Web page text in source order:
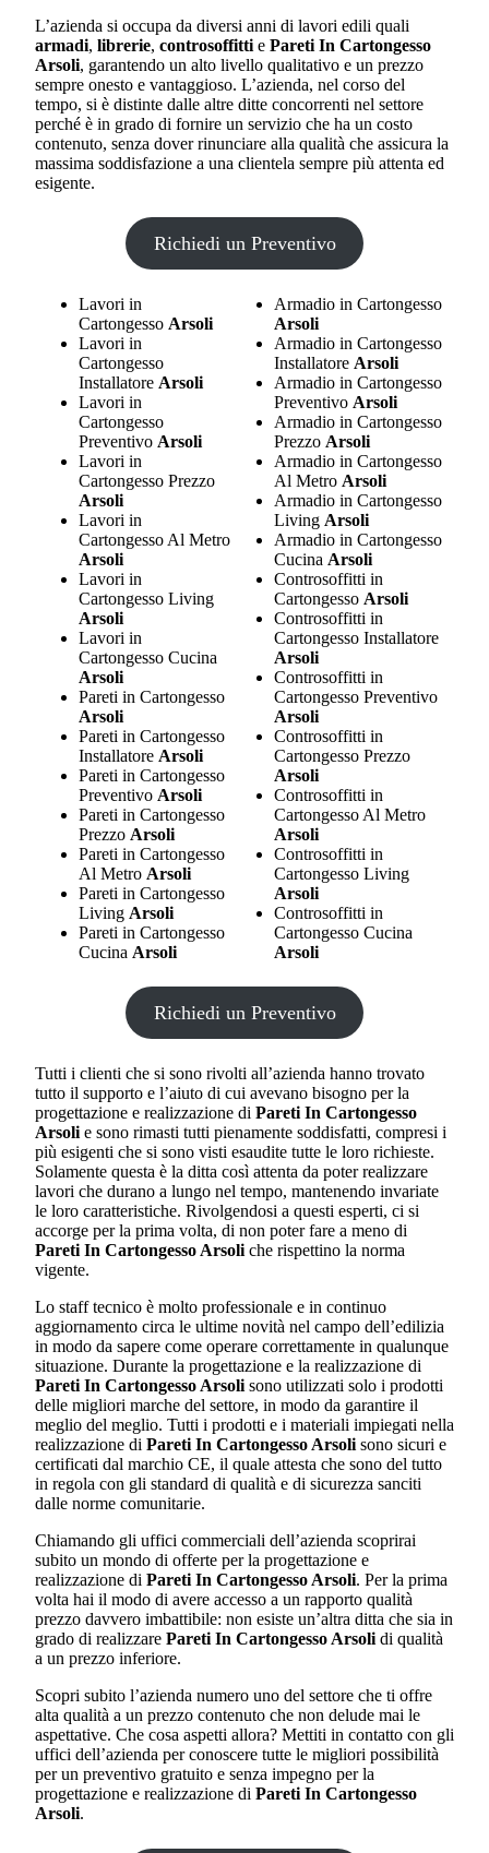
L’azienda si occupa da diversi anni di lavori edili quali
armadi, librerie, controsoffitti e Pareti In Cartongesso
Arsoli, garantendo un alto livello qualitativo e un prezzo
sempre onesto e vantaggioso. L’azienda, nel corso del
tempo, si è distinte dalle altre ditte concorrenti nel settore
perché è in grado di fornire un servizio che ha un costo
contenuto, senza dover rinunciare alla qualità che assicura la
massima soddisfazione a una clientela sempre più attenta ed
esigente.
Richiedi un Preventivo
Lavori in
Cartongesso Arsoli
Lavori in
Cartongesso
Installatore Arsoli
Lavori in
Cartongesso
Preventivo Arsoli
Lavori in
Cartongesso Prezzo
Arsoli
Lavori in
Cartongesso Al Metro
Arsoli
Lavori in
Cartongesso Living
Arsoli
Lavori in
Cartongesso Cucina
Arsoli
Pareti in Cartongesso
Arsoli
Pareti in Cartongesso
Installatore Arsoli
Pareti in Cartongesso
Preventivo Arsoli
Pareti in Cartongesso
Prezzo Arsoli
Pareti in Cartongesso
Al Metro Arsoli
Pareti in Cartongesso
Living Arsoli
Pareti in Cartongesso
Cucina Arsoli
Armadio in Cartongesso
Arsoli
Armadio in Cartongesso
Installatore Arsoli
Armadio in Cartongesso
Preventivo Arsoli
Armadio in Cartongesso
Prezzo Arsoli
Armadio in Cartongesso
Al Metro Arsoli
Armadio in Cartongesso
Living Arsoli
Armadio in Cartongesso
Cucina Arsoli
Controsoffitti in
Cartongesso Arsoli
Controsoffitti in
Cartongesso Installatore
Arsoli
Controsoffitti in
Cartongesso Preventivo
Arsoli
Controsoffitti in
Cartongesso Prezzo
Arsoli
Controsoffitti in
Cartongesso Al Metro
Arsoli
Controsoffitti in
Cartongesso Living
Arsoli
Controsoffitti in
Cartongesso Cucina
Arsoli
Richiedi un Preventivo
Tutti i clienti che si sono rivolti all’azienda hanno trovato
tutto il supporto e l’aiuto di cui avevano bisogno per la
progettazione e realizzazione di Pareti In Cartongesso
Arsoli e sono rimasti tutti pienamente soddisfatti, compresi i
più esigenti che si sono visti esaudite tutte le loro richieste.
Solamente questa è la ditta così attenta da poter realizzare
lavori che durano a lungo nel tempo, mantenendo invariate
le loro caratteristiche. Rivolgendosi a questi esperti, ci si
accorge per la prima volta, di non poter fare a meno di
Pareti In Cartongesso Arsoli che rispettino la norma
vigente.
Lo staff tecnico è molto professionale e in continuo
aggiornamento circa le ultime novità nel campo dell’edilizia
in modo da sapere come operare correttamente in qualunque
situazione. Durante la progettazione e la realizzazione di
Pareti In Cartongesso Arsoli sono utilizzati solo i prodotti
delle migliori marche del settore, in modo da garantire il
meglio del meglio. Tutti i prodotti e i materiali impiegati nella
realizzazione di Pareti In Cartongesso Arsoli sono sicuri e
certificati dal marchio CE, il quale attesta che sono del tutto
in regola con gli standard di qualità e di sicurezza sanciti
dalle norme comunitarie.
Chiamando gli uffici commerciali dell’azienda scoprirai
subito un mondo di offerte per la progettazione e
realizzazione di Pareti In Cartongesso Arsoli. Per la prima
volta hai il modo di avere accesso a un rapporto qualità
prezzo davvero imbattibile: non esiste un’altra ditta che sia in
grado di realizzare Pareti In Cartongesso Arsoli di qualità
a un prezzo inferiore.
Scopri subito l’azienda numero uno del settore che ti offre
alta qualità a un prezzo contenuto che non delude mai le
aspettative. Che cosa aspetti allora? Mettiti in contatto con gli
uffici dell’azienda per conoscere tutte le migliori possibilità
per un preventivo gratuito e senza impegno per la
progettazione e realizzazione di Pareti In Cartongesso
Arsoli.